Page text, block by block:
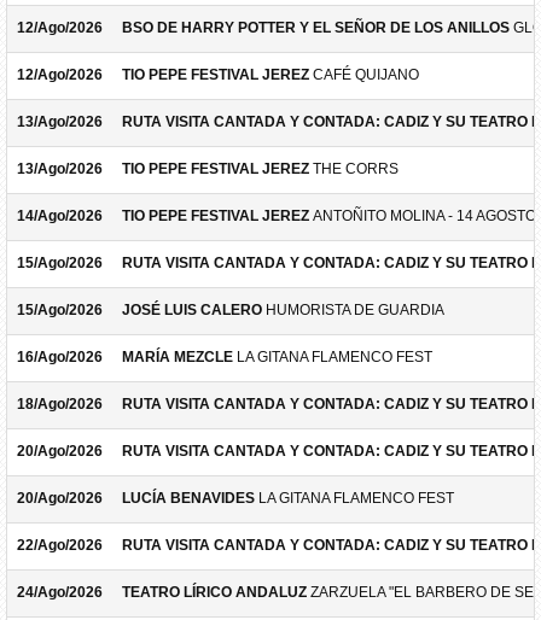
12/Ago/2026 BSO DE HARRY POTTER Y EL SEÑOR DE LOS ANILLOS
12/Ago/2026 TIO PEPE FESTIVAL JEREZ CAFÉ QUIJANO
13/Ago/2026 RUTA VISITA CANTADA Y CONTADA: CADIZ Y SU TEATRO
13/Ago/2026 TIO PEPE FESTIVAL JEREZ THE CORRS
14/Ago/2026 TIO PEPE FESTIVAL JEREZ ANTOÑITO MOLINA - 14 AGOSTO
15/Ago/2026 RUTA VISITA CANTADA Y CONTADA: CADIZ Y SU TEATRO
15/Ago/2026 JOSÉ LUIS CALERO HUMORISTA DE GUARDIA
16/Ago/2026 MARÍA MEZCLE LA GITANA FLAMENCO FEST
18/Ago/2026 RUTA VISITA CANTADA Y CONTADA: CADIZ Y SU TEATRO
20/Ago/2026 RUTA VISITA CANTADA Y CONTADA: CADIZ Y SU TEATRO
20/Ago/2026 LUCÍA BENAVIDES LA GITANA FLAMENCO FEST
22/Ago/2026 RUTA VISITA CANTADA Y CONTADA: CADIZ Y SU TEATRO
24/Ago/2026 TEATRO LÍRICO ANDALUZ ZARZUELA "EL BARBERO DE